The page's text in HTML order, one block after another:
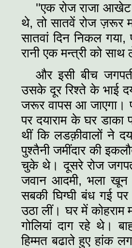
''एक रोज राजा
थे, तो सातवें रोज
सातवां दिन निकल गया,
रानी एक मन्त्री को
और इसी बीच
उसके दूर रिश्ते के भाई
जरूर वापस आ जाएगा।
पर दयाराम के घर डाका
थीं कि लडक़ीवालों ने
पुश्तैनी जमींदार की
चुके थे। दूसरे रोज
जवान आदमी, भला खून
सबकी घिग्घी बंध गई
उठा लीं। घर में कोहराम
गोलियां दाग रहे थे।
हिम्मत बढाते हुए हांक